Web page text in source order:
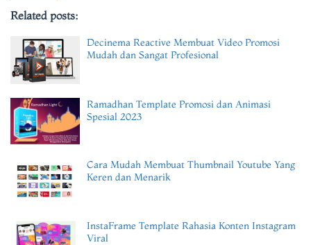
Related posts:
Decinema Reactive Membuat Video Promosi
Mudah dan Sangat Profesional
Ramadhan Template Promosi dan Animasi
Spesial 2023
Cara Mudah Membuat Thumbnail Youtube Yang
Keren dan Menarik
InstaFrame Template Rahasia Konten Instagram
Viral